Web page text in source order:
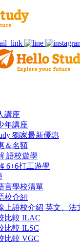
講座
年講座
獨家最新優惠
＆名額
語校遊學
6+6打工遊學
言學校清單
校介紹
上語校介紹 英文、法
比較 ILAC
比較 ILSC
比較 VGC